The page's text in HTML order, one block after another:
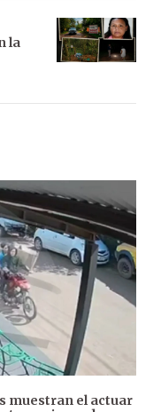
la
muestran el actuar